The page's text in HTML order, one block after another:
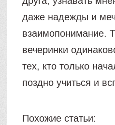
даже надежды и
взаимопонимание.
вечеринки
тех, кто только
поздно учиться и
Похожие статьи: